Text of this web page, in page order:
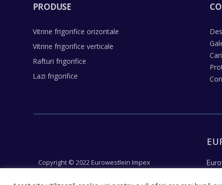
PRODUSE
Vitrine frigorifice orizontale
Vitrine frigorifice verticale
Rafturi frigorifice
Lazi frigorifice
Copyright © 2022 Eurowestlein Impex